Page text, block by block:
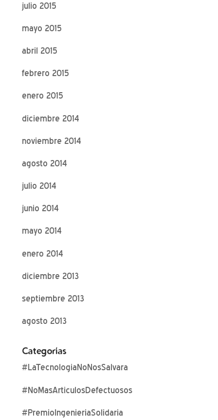
julio 2015
mayo 2015
abril 2015
febrero 2015
enero 2015
diciembre 2014
noviembre 2014
agosto 2014
julio 2014
junio 2014
mayo 2014
enero 2014
diciembre 2013
septiembre 2013
agosto 2013
Categorías
#LaTecnologiaNoNosSalvara
#NoMasArticulosDefectuosos
#PremioIngenieriaSolidaria